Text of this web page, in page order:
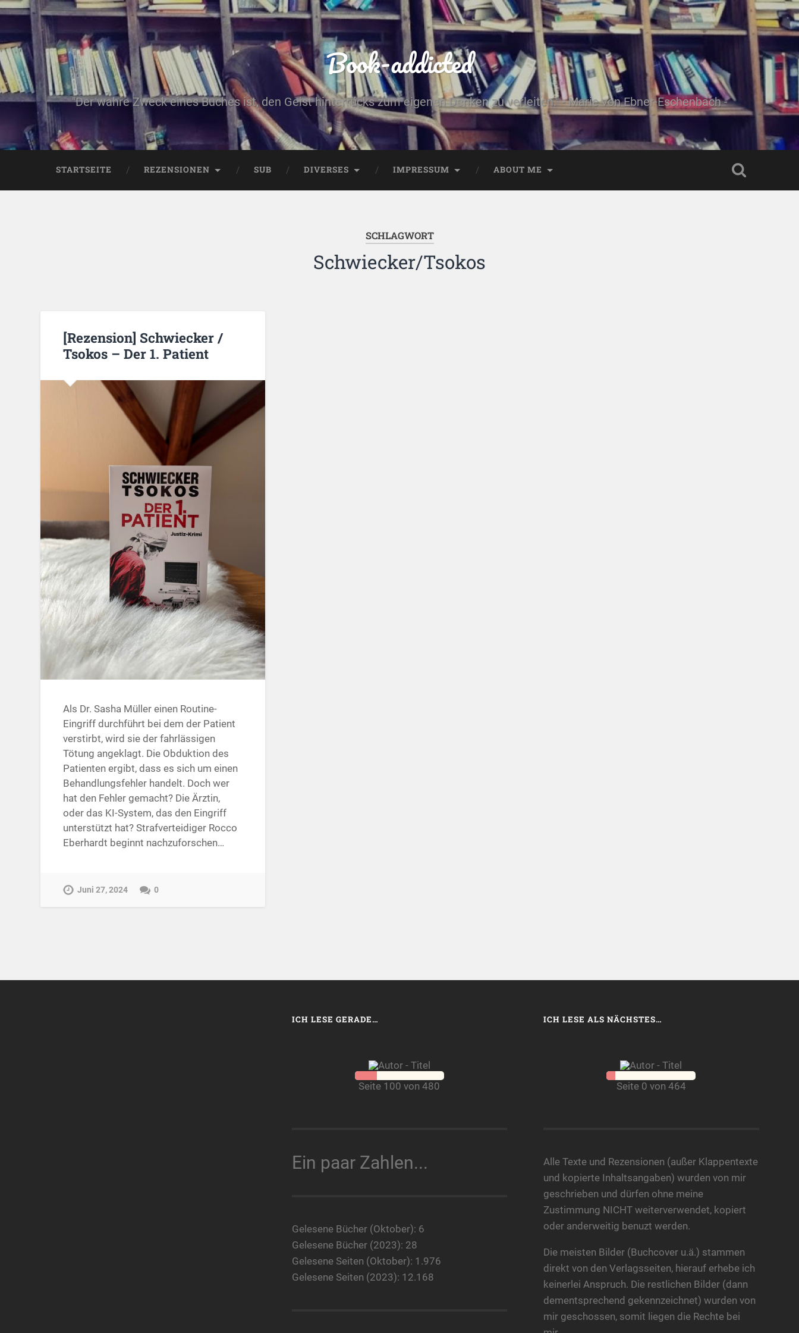
Book-addicted
"Der wahre Zweck eines Buches ist, den Geist hinterrücks zum eigenen Denken zu verleiten." - Marie von Ebner-Eschenbach -
STARTSEITE REZENSIONEN SUB DIVERSES IMPRESSUM ABOUT ME
SCHLAGWORT
Schwiecker/Tsokos
[Rezension] Schwiecker /
Tsokos – Der 1. Patient
Als Dr. Sasha Müller einen Routine-
Eingriff durchführt bei dem der Patient
verstirbt, wird sie der fahrlässigen
Tötung angeklagt. Die Obduktion des
Patienten ergibt, dass es sich um einen
Behandlungsfehler handelt. Doch wer
hat den Fehler gemacht? Die Ärztin,
oder das KI-System, das den Eingriff
unterstützt hat? Strafverteidiger Rocco
Eberhardt beginnt nachzuforschen…
Juni 27, 2024 0
ICH LESE GERADE…
Seite 100 von 480
Ein paar Zahlen...
Gelesene Bücher (Oktober): 6
Gelesene Bücher (2023): 28
Gelesene Seiten (Oktober): 1.976
Gelesene Seiten (2023): 12.168
ICH LESE ALS NÄCHSTES…
Seite 0 von 464
Alle Texte und Rezensionen (außer Klappentexte
und kopierte Inhaltsangaben) wurden von mir
geschrieben und dürfen ohne meine
Zustimmung NICHT weiterverwendet, kopiert
oder anderweitig benuzt werden.
Die meisten Bilder (Buchcover u.ä.) stammen
direkt von den Verlagsseiten, hierauf erhebe ich
keinerlei Anspruch. Die restlichen Bilder (dann
dementsprechend gekennzeichnet) wurden von
mir geschossen, somit liegen die Rechte bei